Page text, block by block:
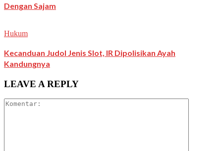
Dengan Sajam
Hukum
Kecanduan Judol Jenis Slot, IR Dipolisikan Ayah
Kandungnya
LEAVE A REPLY